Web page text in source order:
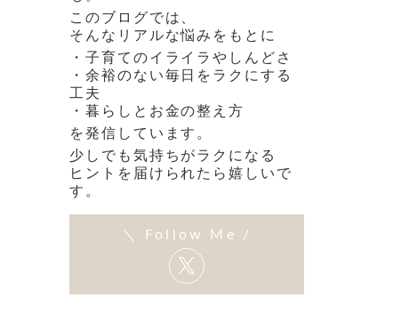
このブログでは、
そんなリアルな悩みをもとに
・子育てのイライラやしんどさ
・余裕のない毎日をラクにする
工夫
・暮らしとお金の整え方
を発信しています。
少しでも気持ちがラクになる
ヒントを届けられたら嬉しいで
す。